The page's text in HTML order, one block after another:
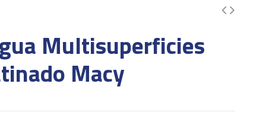
Multisuperficies
Macy